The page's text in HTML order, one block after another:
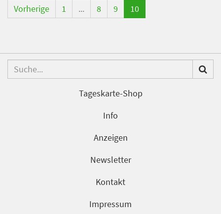
Vorherige 1 ... 8 9 10
Tageskarte-Shop
Info
Anzeigen
Newsletter
Kontakt
Impressum